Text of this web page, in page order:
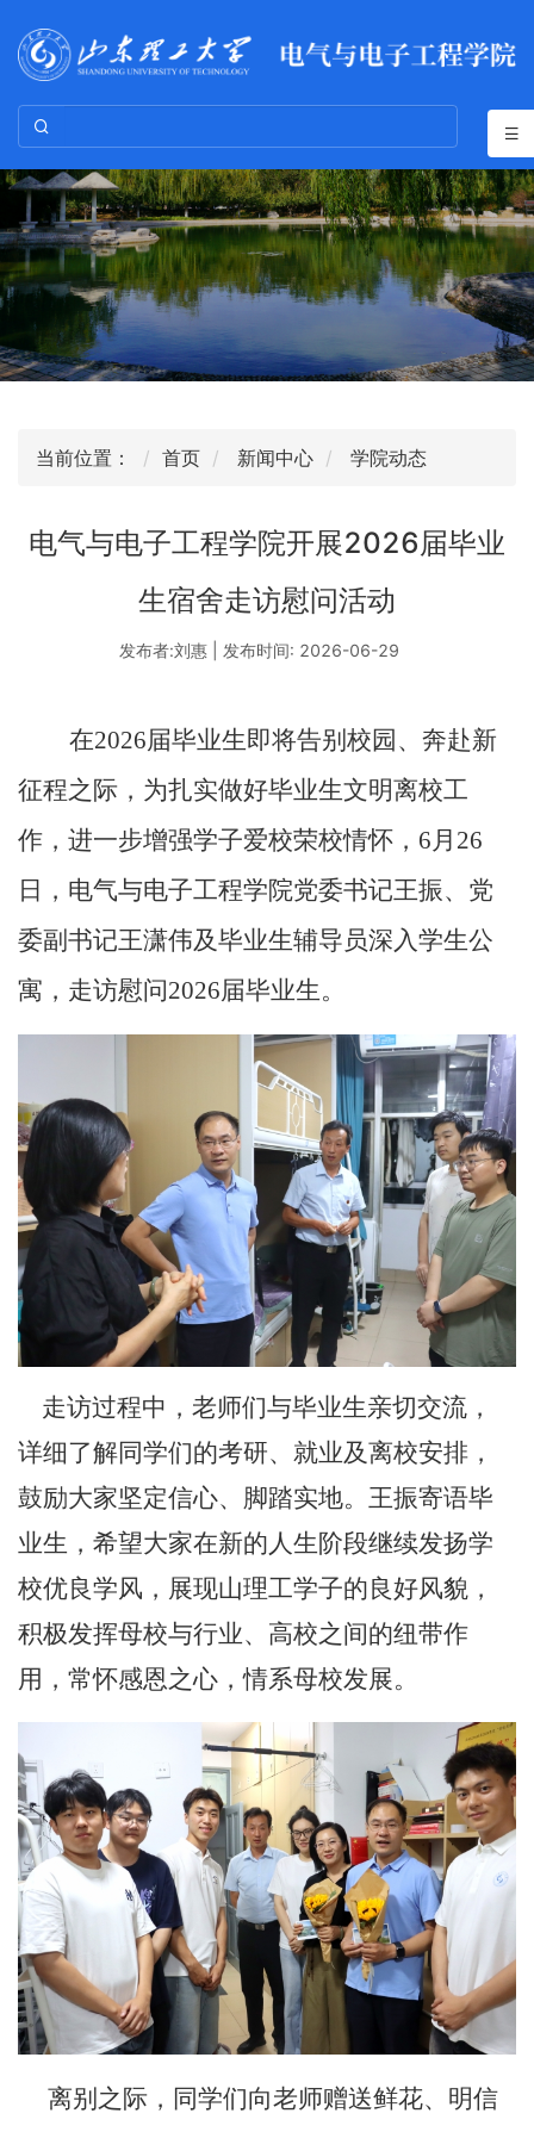
当前位置： 首页 新闻中心 学院动态
电气与电子工程学院开展2026届毕业
生宿舍走访慰问活动
发布者:刘惠 | 发布时间: 2026-06-29
在2026届毕业生即将告别校园、奔赴新
征程之际，为扎实做好毕业生文明离校工
作，进一步增强学子爱校荣校情怀 ， 6月26
日，电气与电子工程学院党委书记王振、党
委副书记王潇伟及毕业生辅导员深入学生公
寓，走访慰问2026届毕业生。
走访过程中，老师们与毕业生亲切交流，
详细了解同学们的考研、就业及离校安排，
鼓励大家坚定信心、脚踏实地。王振寄语毕
业生，希望大家在新的人生阶段继续发扬学
校优良学风，展现山理工学子的良好风貌，
积极发挥母校与行业、高校之间的纽带作
用，常怀感恩之心，情系母校发展。
离别之际，同学们向老师赠送鲜花、明信